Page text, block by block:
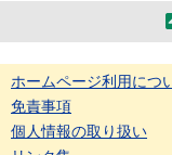
ホームページ利用につ
免責事項
個人情報の取り扱い